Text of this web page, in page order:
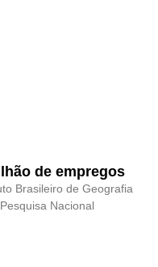
de empregos
Brasileiro de Geografia
Nacional